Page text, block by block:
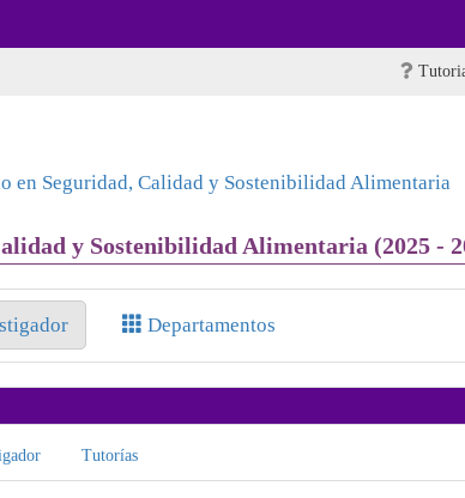
en Seguridad, Calidad y Sostenibilidad Alimentaria
y Sostenibilidad Alimentaria (2025 -
Departamentos
Tutorías